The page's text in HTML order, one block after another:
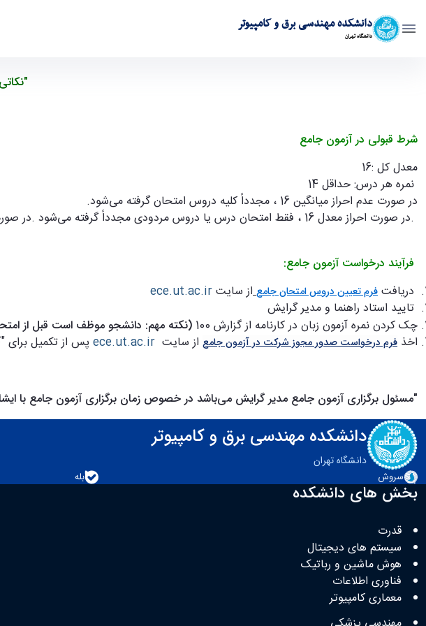
دانشکده مهندسی برق و کامپیوتر
دانشگاه تهران
شرط قبولی در آزمون جامع
معدل کل :16
نمره هر درس: حداقل 14
در صورت عدم احراز میانگین 16 ، مجدداً کلیه دروس امتحان گرفته می
شود.
.در صورت احراز معدل 16 ، فقط امتحان درس یا دروس مردودی مجدداً گرفته می شود .در
فرآیند درخواست آزمون جامع:
دریافت فرم تعیین دروس امتحان جامع از سایتece.ut.ac.ir
تایید استاد راهنما و مدیر گرایش
چک کردن نمره آزمون زبان در کارنامه از گزارش 100
(نکته مهم: دانشجو موظف است قبل از
اخذ فرم درخواست صدور مجوز شرکت در آزمون جامع از سایت ece.ut.ac.ir پس از تکمیل برای
"مسئول برگزاری آزمون جامع مدیر گرایش میباشد در خصوص زمان برگزاری آزمون جامع با
دانشکده مهندسی برق و کامپیوتر
دانشگاه تهران
سروش
بله
بخش های دانشکده
قدرت
سیستم های دیجیتال
هوش ماشین و رباتیک
فناوری اطلاعات
معماری کامپیوتر